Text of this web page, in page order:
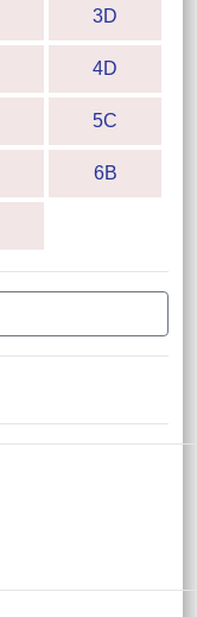
3D
4D
5C
6B